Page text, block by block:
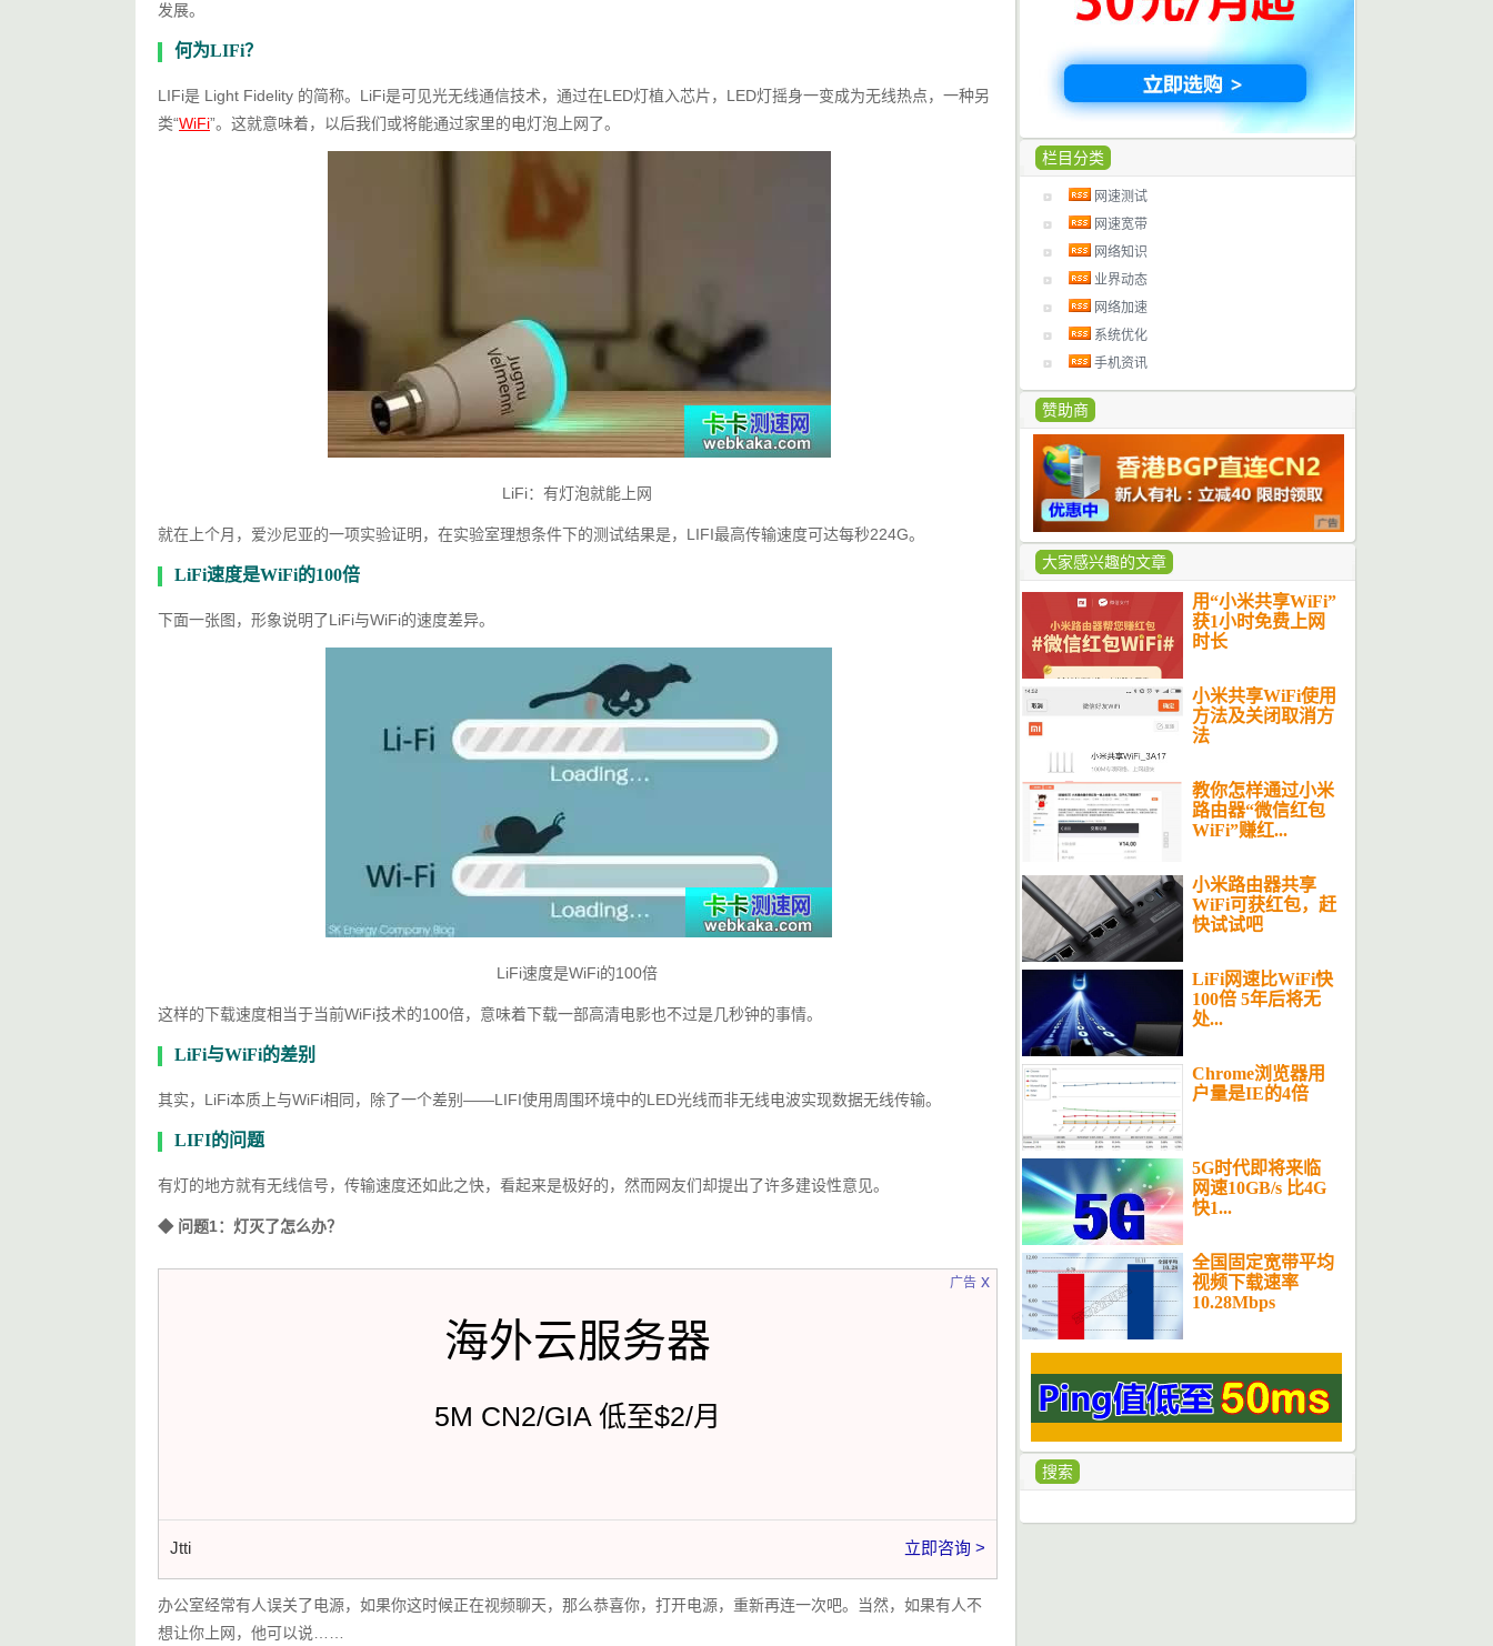
栏目分类
网速测试
网速宽带
网络知识
业界动态
网络加速
系统优化
手机资讯
赞助商
大家感兴趣的文章
用“小米共享WiFi”
获1小时免费上网
时长
小米共享WiFi使用
方法及关闭取消方
法
教你怎样通过小米
路由器“微信红包
WiFi”赚红...
小米路由器共享
WiFi可获红包，赶
快试试吧
LiFi网速比WiFi快
100倍 5年后将无
处...
Chrome浏览器用
户量是IE的4倍
5G时代即将来临
网速10GB/s 比4G
快1...
全国固定宽带平均
视频下载速率
10.28Mbps
搜索
发展。
何为LIFi？
LIFi是 Light Fidelity 的简称。LiFi是可见光无线通信技术，通过在LED灯植入芯片，LED灯摇身一变成为无线热点，一种另
类“WiFi”。这就意味着，以后我们或将能通过家里的电灯泡上网了。
LiFi：有灯泡就能上网
就在上个月，爱沙尼亚的一项实验证明，在实验室理想条件下的测试结果是，LIFI最高传输速度可达每秒224G。
LiFi速度是WiFi的100倍
下面一张图，形象说明了LiFi与WiFi的速度差异。
LiFi速度是WiFi的100倍
这样的下载速度相当于当前WiFi技术的100倍，意味着下载一部高清电影也不过是几秒钟的事情。
LiFi与WiFi的差别
其实，LiFi本质上与WiFi相同，除了一个差别——LIFI使用周围环境中的LED光线而非无线电波实现数据无线传输。
LIFI的问题
有灯的地方就有无线信号，传输速度还如此之快，看起来是极好的，然而网友们却提出了许多建设性意见。
◆ 问题1：灯灭了怎么办？
广告
海外云服务器
5M CN2/GIA 低至$2/月
Jtti 立即咨询 >
x
办公室经常有人误关了电源，如果你这时候正在视频聊天，那么恭喜你，打开电源，重新再连一次吧。当然，如果有人不
想让你上网，他可以说……